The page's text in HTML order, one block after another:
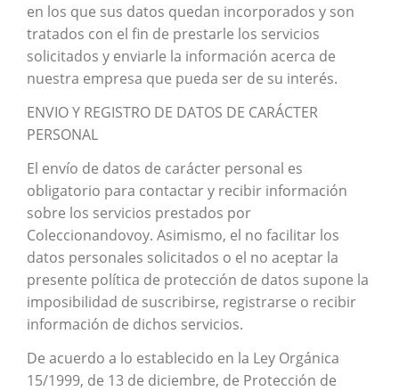
en los que sus datos quedan incorporados y son
tratados con el fin de prestarle los servicios
solicitados y enviarle la información acerca de
nuestra empresa que pueda ser de su interés.
ENVIO Y REGISTRO DE DATOS DE CARÁCTER
PERSONAL
El envío de datos de carácter personal es
obligatorio para contactar y recibir información
sobre los servicios prestados por
Coleccionandovoy. Asimismo, el no facilitar los
datos personales solicitados o el no aceptar la
presente política de protección de datos supone la
imposibilidad de suscribirse, registrarse o recibir
información de dichos servicios.
De acuerdo a lo establecido en la Ley Orgánica
15/1999, de 13 de diciembre, de Protección de